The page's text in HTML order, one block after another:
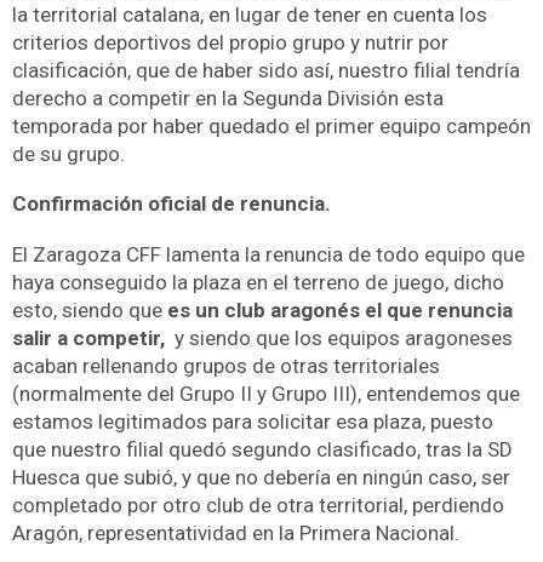
la territorial catalana, en lugar de tener en cuenta los
criterios deportivos del propio grupo y nutrir por
clasificación, que de haber sido así, nuestro filial tendría
derecho a competir en la Segunda División esta
temporada por haber quedado el primer equipo campeón
de su grupo.
Confirmación oficial de renuncia.
El Zaragoza CFF lamenta la renuncia de todo equipo que
haya conseguido la plaza en el terreno de juego, dicho
esto, siendo que es un club aragonés el que renuncia
salir a competir, y siendo que los equipos aragoneses
acaban rellenando grupos de otras territoriales
(normalmente del Grupo II y Grupo III), entendemos que
estamos legitimados para solicitar esa plaza, puesto
que nuestro filial quedó segundo clasificado, tras la SD
Huesca que subió, y que no debería en ningún caso, ser
completado por otro club de otra territorial, perdiendo
Aragón, representatividad en la Primera Nacional.